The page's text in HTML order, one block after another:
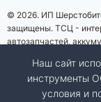
© 2026. ИП
защищены. ТСЦ -
автозапчастей,
информационный
стоимости,
условиях не
Наш сайт
инструменты
условия и